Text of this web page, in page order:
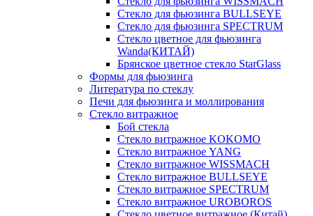
Стекло для фьюзинга BULLSEYE
Стекло для фьюзинга SPECTRUM
Стекло цветное для фьюзинга
Wanda(КИТАЙ)
Брянское цветное стекло StarGlass
Формы для фьюзинга
Литература по стеклу
Печи для фьюзинга и моллирования
Стекло витражное
Бой стекла
Стекло витражное KOKOMO
Стекло витражное YANG
Стекло витражное WISSMACH
Стекло витражное BULLSEYE
Стекло витражное SPECTRUM
Стекло витражное UROBOROS